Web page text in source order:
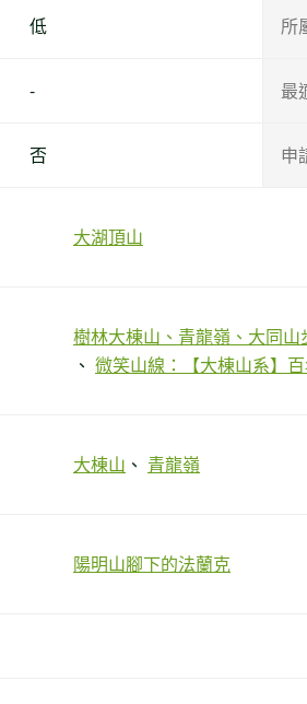
低 所
- 最
否 申
大湖頂山
樹林大棟山、青龍嶺、大同山
微笑山線：【大棟山系】
大棟山 青龍嶺
陽明山腳下的法蘭克